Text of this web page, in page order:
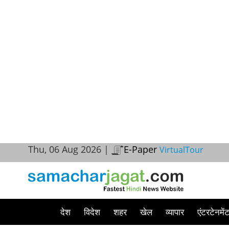
Thu, 06 Aug 2026 | E-Paper VirtualTour
देश विदेश शहर खेल व्यापार एंटरटेनमेंट